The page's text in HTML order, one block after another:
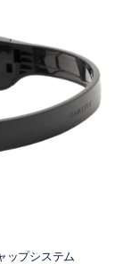
ップシステム